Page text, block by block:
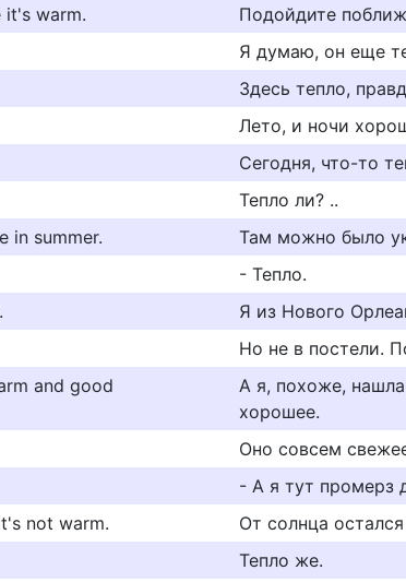
it's warm.
Подойдите
Я думаю, он еще
Здесь тепло,
Лето, и ночи
Сегодня, что-то
Тепло ли? ..
in summer.
Там можно было
- Тепло.
Я из Нового
Но не в постели.
and good
А я, похоже,
хорошее.
Оно совсем
- А я тут промерз
not warm.
От солнца
Тепло же.